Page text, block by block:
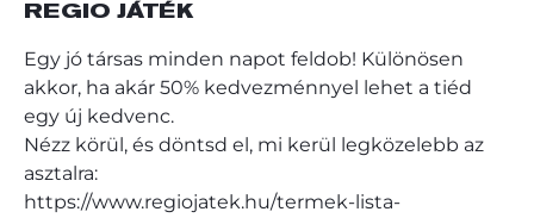
REGIO JÁTÉK
Egy jó társas minden napot feldob! Különösen
akkor, ha akár 50% kedvezménnyel lehet a tiéd
egy új kedvenc.
Nézz körül, és döntsd el, mi kerül legközelebb az
asztalra:
https://www.regiojatek.hu/termek-lista-